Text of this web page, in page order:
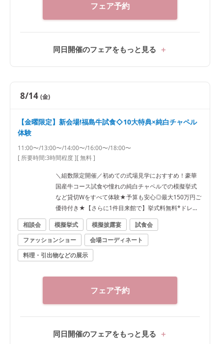
フェア予約
同日開催のフェアをもっと見る
8/14 (金)
【金曜限定】新会場!福島牛試食◇10大特典×純白チャペル
体験
11:00〜/13:00〜/14:00〜/16:00〜/18:00〜
[ 所要時間:3時間程度][ 無料 ]
＼組数限定開催／初めての式場見学におすすめ！豪華
国産牛コース試食や憧れの純白チャペルでの模擬挙式
など貸切Wをすべて体験★予算も安心◎最大150万円ご
優待付き★【さらに1件目来館で】挙式料無料*ドレス2
0万優待
相談会 模擬挙式 模擬披露宴
試食会
ファッションショー
会場コーディネート
料理・引出物などの展示
フェア予約
同日開催のフェアをもっと見る